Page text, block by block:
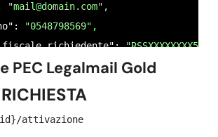
"mail@domain.com",
"0548798569",
"11/04/1982",
PEC Legalmail Gold
attivazione